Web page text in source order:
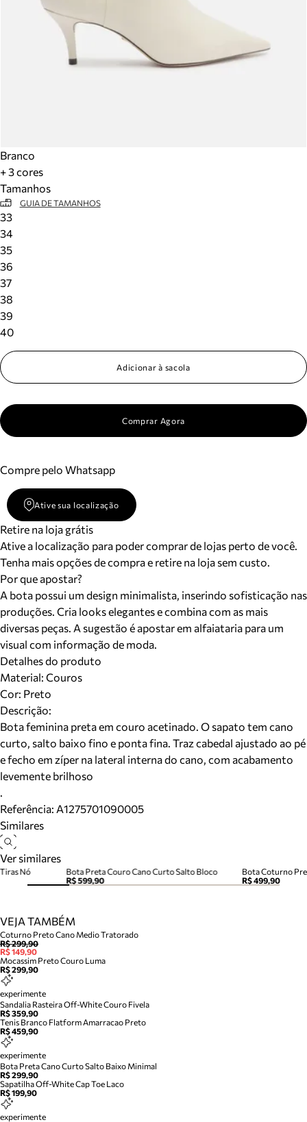
Branco
+ 3 cores
Tamanhos
GUIA DE TAMANHOS
33
34
35
36
37
38
39
40
Adicionar à sacola
Comprar Agora
Compre pelo Whatsapp
Ative sua localização
Retire na loja grátis
Ative a localização para poder comprar de lojas perto de você.
Tenha mais opções de compra e retire na loja sem custo.
Por que apostar?
A bota possui um design minimalista, inserindo sofisticação nas
produções. Cria looks elegantes e combina com as mais
diversas peças. A sugestão é apostar em alfaiataria para um
visual com informação de moda.
Detalhes do produto
Material: Couros
Cor: Preto
Descrição:
Bota feminina preta em couro acetinado. O sapato tem cano
curto, salto baixo fino e ponta fina. Traz cabedal ajustado ao pé
e fecho em zíper na lateral interna do cano, com acabamento
levemente brilhoso
.
Referência: A1275701090005
Similares
Ver similares
Bota Preta Couro Cano Curto Salto Bloco
R$ 599,90
R$ 499,90
Nó
VEJA TAMBÉM
Coturno Preto Cano Medio Tratorado
R$ 299,90
R$ 149,90
Mocassim Preto Couro Luma
R$ 299,90
experimente
Sandalia Rasteira Off-White Couro Fivela
R$ 359,90
Tenis Branco Flatform Amarracao Preto
R$ 459,90
experimente
Bota Preta Cano Curto Salto Baixo Minimal
R$ 299,90
Sapatilha Off-White Cap Toe Laco
R$ 199,90
experimente